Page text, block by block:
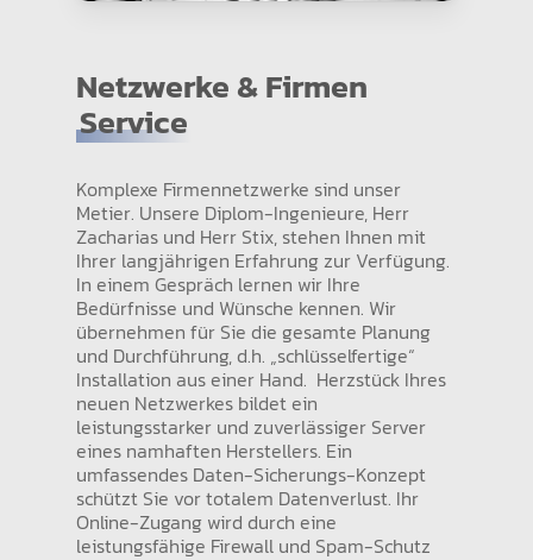
Netzwerke & Firmen
Service
Komplexe Firmennetzwerke sind unser
Metier. Unsere Diplom-Ingenieure, Herr
Zacharias und Herr Stix, stehen Ihnen mit
Ihrer langjährigen Erfahrung zur Verfügung.
In einem Gespräch lernen wir Ihre
Bedürfnisse und Wünsche kennen. Wir
übernehmen für Sie die gesamte Planung
und Durchführung, d.h. „schlüsselfertige“
Installation aus einer Hand. Herzstück Ihres
neuen Netzwerkes bildet ein
leistungsstarker und zuverlässiger Server
eines namhaften Herstellers. Ein
umfassendes Daten-Sicherungs-Konzept
schützt Sie vor totalem Datenverlust. Ihr
Online-Zugang wird durch eine
leistungsfähige Firewall und Spam-Schutz